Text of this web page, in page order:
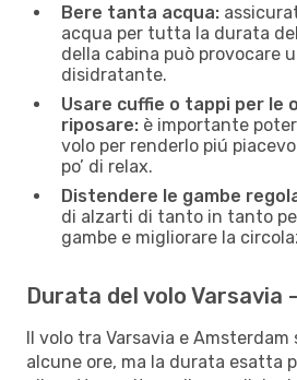
Bere tanta acqua:
acqua per tutta la durata
della cabina può provocare
disidratante.
Usare cuffie o tappi per le
riposare: è importante
volo per renderlo piú
po’ di relax.
Distendere le gambe
di alzarti di tanto in tanto
gambe e migliorare la
Durata del volo Varsavia
Il volo tra Varsavia e
alcune ore, ma la durata esatta